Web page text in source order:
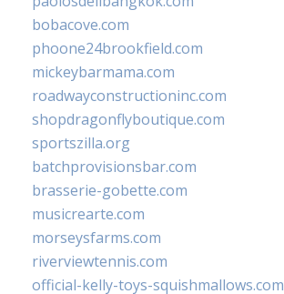
bobacove.com
phoone24brookfield.com
mickeybarmama.com
roadwayconstructioninc.com
shopdragonflyboutique.com
sportszilla.org
batchprovisionsbar.com
brasserie-gobette.com
musicrearte.com
morseysfarms.com
riverviewtennis.com
official-kelly-toys-squishmallows.com